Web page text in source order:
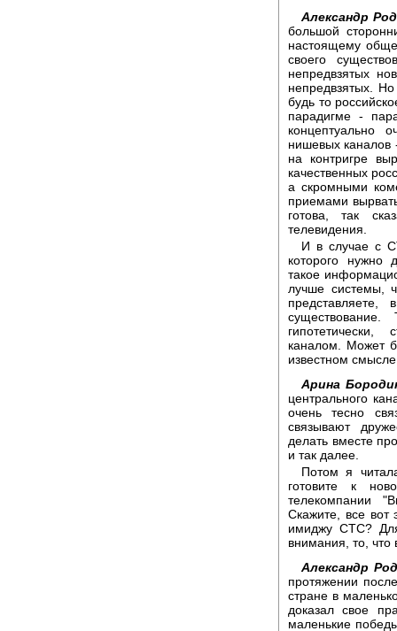
Александр
большой
настоящему
своего
непредвзятых
непредвзятых.
будь то
парадигме -
концептуально
нишевых каналов
на контригре
качественных
а скромными
приемами
готова, так
телевидения.
И в случае с
которого нужно
такое
лучше системы,
каналом. Может
известном
Арина
центрального
очень тесно
связывают
делать вместе
и так далее.
Потом я
готовите к
телекомпании
Скажите, все
имиджу СТС?
внимания, то,
Александр
протяжении
стране в
доказал свое
маленькие